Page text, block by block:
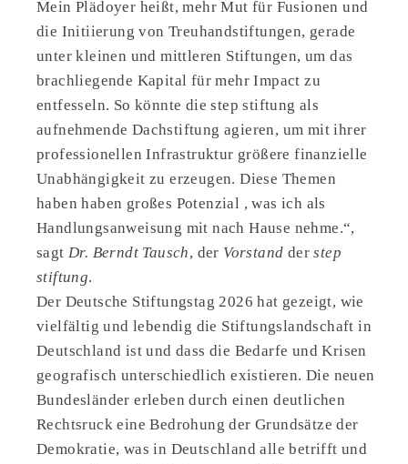
Mein Plädoyer heißt, mehr Mut für Fusionen und
die Initiierung von Treuhandstiftungen, gerade
unter kleinen und mittleren Stiftungen, um das
brachliegende Kapital für mehr Impact zu
entfesseln. So könnte die step stiftung als
aufnehmende Dachstiftung agieren, um mit ihrer
professionellen Infrastruktur größere finanzielle
Unabhängigkeit zu erzeugen. Diese Themen
haben haben großes Potenzial , was ich als
Handlungsanweisung mit nach Hause nehme.“,
sagt Dr. Berndt Tausch, der Vorstand derstep
stiftung.
Der Deutsche Stiftungstag 2026 hat gezeigt, wie
vielfältig und lebendig die Stiftungslandschaft in
Deutschland ist und dass die Bedarfe und Krisen
geografisch unterschiedlich existieren. Die neuen
Bundesländer erleben durch einen deutlichen
Rechtsruck eine Bedrohung der Grundsätze der
Demokratie, was in Deutschland alle betrifft und